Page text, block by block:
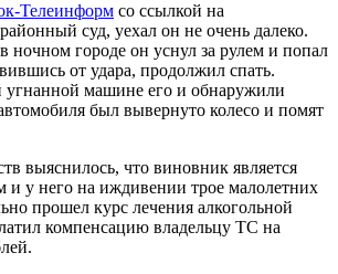
Телеинформ со ссылкой на
суд, уехал он не очень далеко.
городе он уснул за рулем и попал
от удара, продолжил спать.
машине его и обнаружили
был вывернуто колесо и помят
выяснилось, что виновник является
и у него на иждивении трое малолетних
прошел курс лечения алкогольной
компенсацию владельцу ТС на